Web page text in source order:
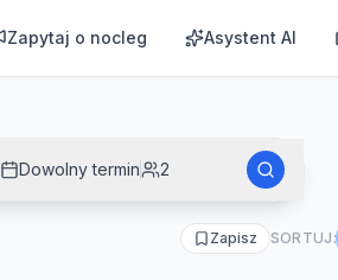
Zapytaj o nocleg Asystent AI
Dowolny termin 2
Zapisz SORTUJ: